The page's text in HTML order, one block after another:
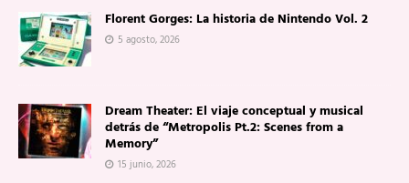
Florent Gorges: La historia de Nintendo Vol. 2
5 agosto, 2026
Dream Theater: El viaje conceptual y musical
detrás de “Metropolis Pt.2: Scenes from a
Memory”
15 junio, 2026